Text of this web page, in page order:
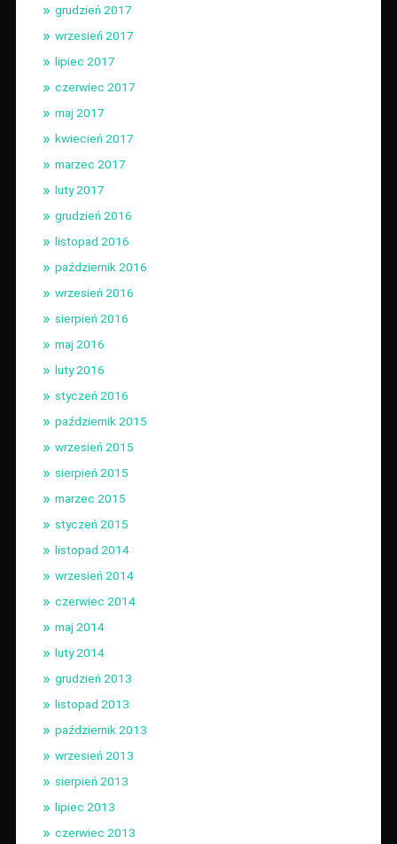
grudzień 2017
wrzesień 2017
lipiec 2017
czerwiec 2017
maj 2017
kwiecień 2017
marzec 2017
luty 2017
grudzień 2016
listopad 2016
październik 2016
wrzesień 2016
sierpień 2016
maj 2016
luty 2016
styczeń 2016
październik 2015
wrzesień 2015
sierpień 2015
marzec 2015
styczeń 2015
listopad 2014
wrzesień 2014
czerwiec 2014
maj 2014
luty 2014
grudzień 2013
listopad 2013
październik 2013
wrzesień 2013
sierpień 2013
lipiec 2013
czerwiec 2013